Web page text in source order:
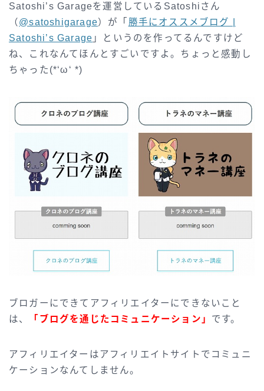
Satoshi’s Garageを運営しているSatoshiさん
（ @satoshigarage）が「 勝手にオススメブログ |
Satoshi’s Garage 」というのを作ってるんですけど
ね、これなんてほんとすごいですよ。ちょっと感動し
ちゃった(*‘ω‘ *)
ブロガーにできてアフィリエイターにできないこと
は、
「ブログを通じたコミュニケーション」 です。
アフィリエイターはアフィリエイトサイトでコミュニ
ケーションなんてしません。